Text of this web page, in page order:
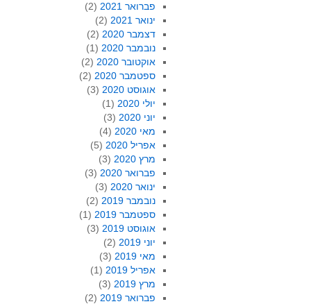
פברואר 2021
(2)
ינואר 2021
(2)
דצמבר 2020
(2)
נובמבר 2020
(1)
אוקטובר 2020
(2)
ספטמבר 2020
(2)
אוגוסט 2020
(3)
יולי 2020
(1)
יוני 2020
(3)
מאי 2020
(4)
אפריל 2020
(5)
מרץ 2020
(3)
פברואר 2020
(3)
ינואר 2020
(3)
נובמבר 2019
(2)
ספטמבר 2019
(1)
אוגוסט 2019
(3)
יוני 2019
(2)
מאי 2019
(3)
אפריל 2019
(1)
מרץ 2019
(3)
פברואר 2019
(2)